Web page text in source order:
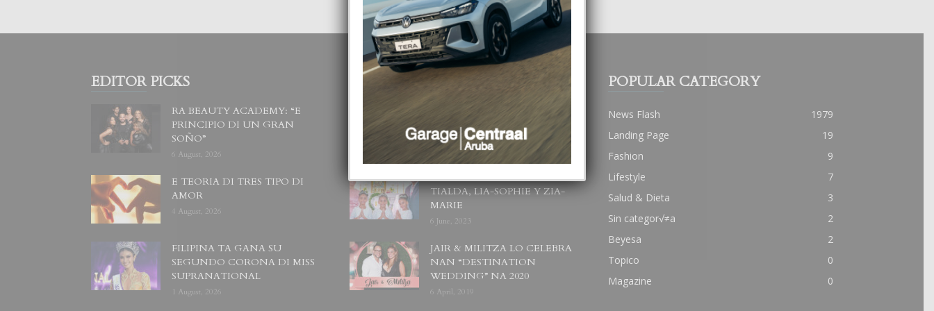
EDITOR PICKS
RA BEAUTY ACADEMY: “E
PRINCIPIO DI UN GRAN
SOÑO”
6 August, 2026
E TEORIA DI TRES TIPO DI
AMOR
4 August, 2026
FILIPINA TA GANA SU
SEGUNDO CORONA DI MISS
SUPRANATIONAL
1 August, 2026
POPULAR POSTS
BODA MANSUR
3 December, 2019
UN DIA INOLVIDABEL PA
TIALDA, LIA-SOPHIE Y ZIA-
MARIE
6 June, 2023
JAIR & MILITZA LO CELEBRA
NAN “DESTINATION
WEDDING” NA 2020
6 April, 2019
POPULAR CATEGORY
News Flash
1979
Landing Page
19
Fashion
9
Lifestyle
7
Salud & Dieta
3
Sin categor√≠a
2
Beyesa
2
Topico
0
Magazine
0